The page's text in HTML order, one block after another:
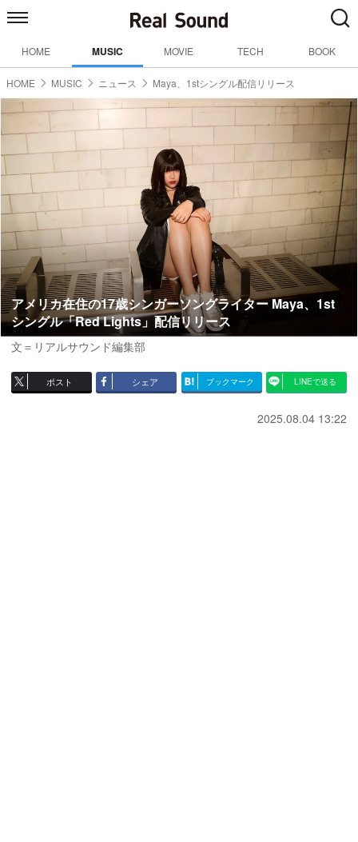
HOME MUSIC MOVIE TECH BOOK
HOME MUSIC ニュース Maya、1stシングル配信リリース
アメリカ在住の17歳シンガーソングライター Maya、1st
シングル「Red Lights」配信リリース
文＝リアルサウンド編集部
ポスト シェア ブックマーク LINEで送る
2025.08.04 13:22